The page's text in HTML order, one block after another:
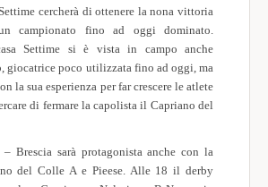
cercherà di ottenere la nona vittoria
campionato fino ad oggi dominato.
Settime si è vista in campo anche
giocatrice poco utilizzata fino ad oggi, ma
la sua esperienza per far crescere le atlete
di fermare la capolista il Capriano del
Brescia sarà protagonista anche con la
del Colle A e Pieese. Alle 18 il derby